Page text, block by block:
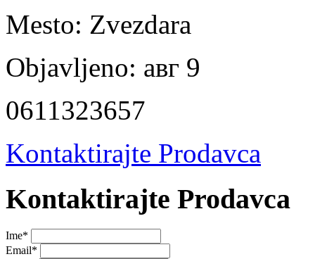
Mesto: Zvezdara
Objavljeno: авг 9
0611323657
Kontaktirajte Prodavca
Kontaktirajte Prodavca
Ime*
Email*